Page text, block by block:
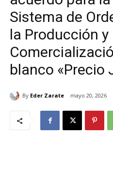
Sistema de
la Producción y
blanco «Precio
By Eder Zarate mayo 20, 2026